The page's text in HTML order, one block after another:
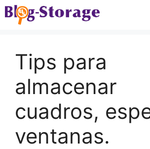
Saltar
al
Tips para
almacenar
cuadros,
ventanas.